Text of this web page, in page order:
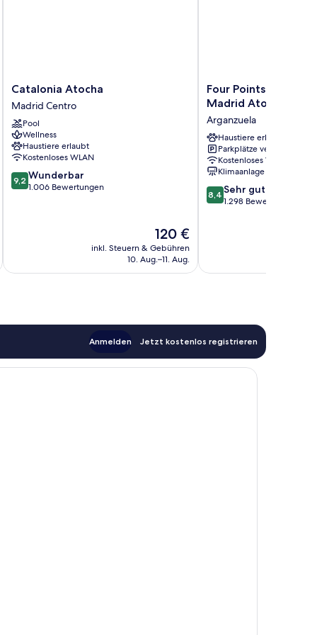
Catalonia
Atocha
Madrid
Centro
Catalonia Atocha
Madrid Centro
Pool
Wellness
Haustiere erlaubt
Kostenloses WLAN
9.2
von
9,2 Wunderbar
1.006 Bewertungen
Der
Preis
beträgt
120 €
inkl. Steuern & Gebühren
10. Aug.–11. Aug.
Four
Points
by
Sheraton
Madrid
Atocha
Arganzuela
Four Points Flex by
Madrid Atocha
Arganzuela
Haustiere erlaubt
Parkplätze verfügbar
Kostenloses WLAN
Klimaanlage
8.4
von
8,4 Sehr gut
1.298 Bewertungen
Anmelden Jetzt kostenlos registrieren